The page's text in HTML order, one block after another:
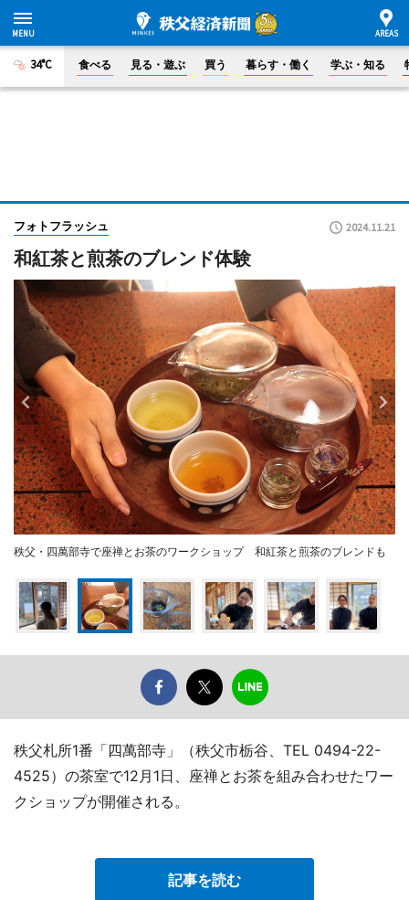
34°C 食べる 見る・遊ぶ 買う 暮らす・働く 学ぶ・知る
フォトフラッシュ 2024.11.21
和紅茶と煎茶のブレンド体験
秩父・四萬部寺で座禅とお茶のワークショップ 和紅茶と煎茶のブレンドも
秩父札所1番「四萬部寺」（秩父市栃谷、TEL 0494-22-
4525）の茶室で12月1日、座禅とお茶を組み合わせたワー
クショップが開催される。
記事を読む